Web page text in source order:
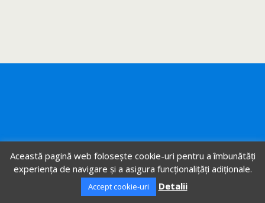
Această pagină web folosește cookie-uri pentru a îmbunătăți
experiența de navigare și a asigura funcționalițăți adiționale.
Accept cookie-uri Detalii